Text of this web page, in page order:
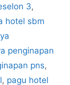
3,
hotel sbm
penginapan
pns,
, pagu hotel